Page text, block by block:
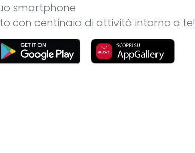
smartphone
con centinaia di attività intorno a te!